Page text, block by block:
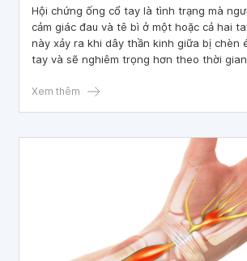
Hội chứng ống cổ tay là tình trạng mà
cảm giác đau và tê bì ở một hoặc cả hai
này xảy ra khi dây thần kinh giữa bị chèn
tay và sẽ nghiêm trọng hơn theo thời
chứng và phục hồi chức năng ở tay.
Xem thêm